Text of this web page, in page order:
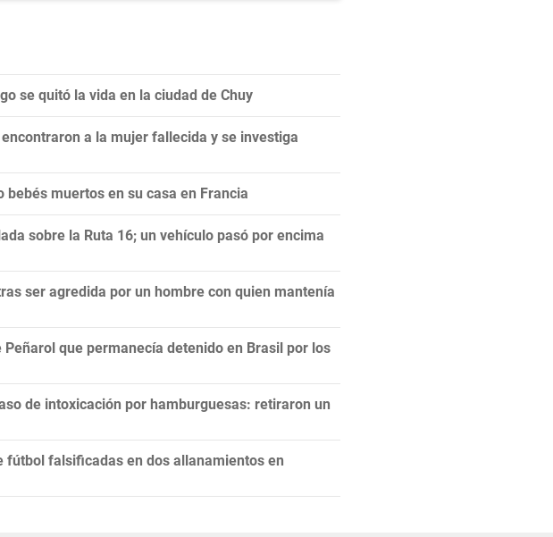
se quitó la vida en la ciudad de Chuy
a la mujer fallecida y se investiga
muertos en su casa en Francia
sobre la Ruta 16; un vehículo pasó por encima
ser agredida por un hombre con quien mantenía
que permanecía detenido en Brasil por los
de intoxicación por hamburguesas: retiraron un
fútbol falsificadas en dos allanamientos en